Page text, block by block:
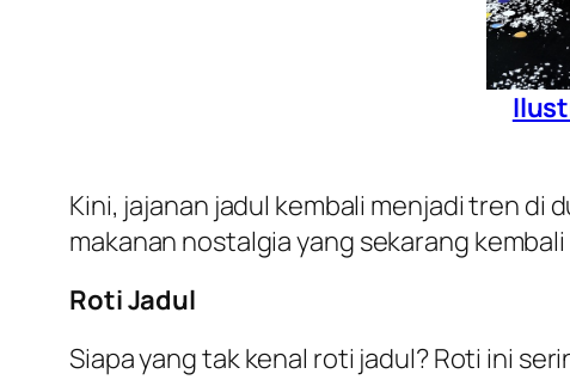
Kini, jajanan jadul kembali menjadi tren di
makanan nostalgia yang sekarang
Roti Jadul
Siapa yang tak kenal roti jadul? Roti ini